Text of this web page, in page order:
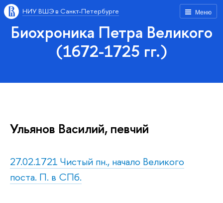
Меню
НИУ ВШЭ в Санкт-Петербурге
Биохроника Петра Великого
(1672-1725 гг.)
Ульянов Василий, певчий
27.02.1721 Чистый пн., начало Великого
поста. П. в СПб.